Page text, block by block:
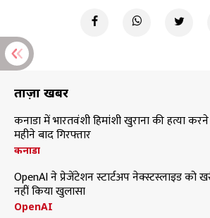
ताज़ा खबरें
कनाडा में भारतवंशी हिमांशी खुराना की हत्या
महीने बाद गिरफ्तार
कनाडा
OpenAI ने प्रेजेंटेशन स्टार्टअप नेक्स्टस्लाइड को
नहीं किया खुलासा
OpenAI